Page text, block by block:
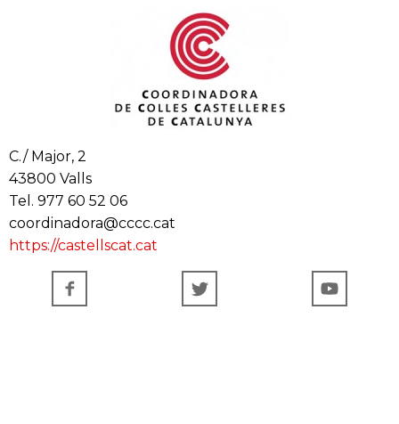
C./ Major, 2
43800 Valls
Tel. 977 60 52 06
coordinadora@cccc.cat
https://castellscat.cat